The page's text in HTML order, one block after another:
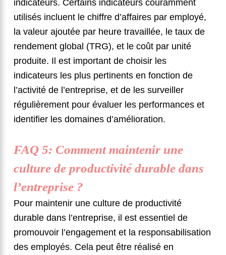
indicateurs. Certains indicateurs couramment
utilisés incluent le chiffre d’affaires par employé,
la valeur ajoutée par heure travaillée, le taux de
rendement global (TRG), et le coût par unité
produite. Il est important de choisir les
indicateurs les plus pertinents en fonction de
l’activité de l’entreprise, et de les surveiller
régulièrement pour évaluer les performances et
identifier les domaines d’amélioration.
FAQ 5: Comment maintenir une
culture de productivité durable dans
l’entreprise ?
Pour maintenir une culture de productivité
durable dans l’entreprise, il est essentiel de
promouvoir l’engagement et la responsabilisation
des employés. Cela peut être réalisé en